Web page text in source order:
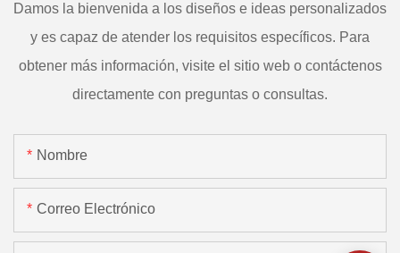
Damos la bienvenida a los diseños e ideas personalizados
y es capaz de atender los requisitos específicos. Para
obtener más información, visite el sitio web o contáctenos
directamente con preguntas o consultas.
Nombre
Correo Electrónico